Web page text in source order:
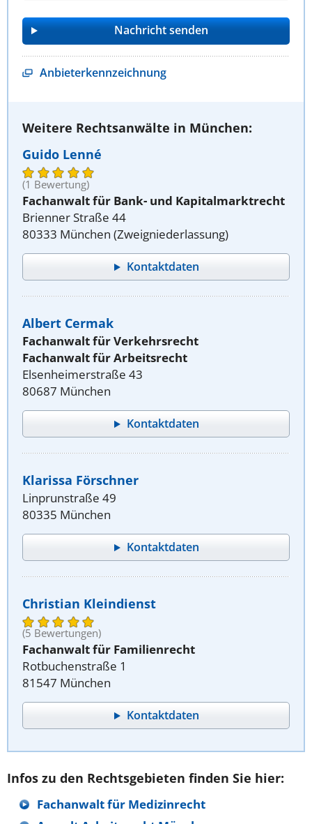
Anbieterkennzeichnung
Weitere Rechtsanwälte in München:
Guido Lenné
(1 Bewertung)
Fachanwalt für Bank- und Kapitalmarktrecht
Brienner Straße 44
80333 München (Zweigniederlassung)
Kontaktdaten
Albert Cermak
Fachanwalt für Verkehrsrecht
Fachanwalt für Arbeitsrecht
Elsenheimerstraße 43
80687 München
Kontaktdaten
Klarissa Förschner
Linprunstraße 49
80335 München
Kontaktdaten
Christian Kleindienst
(5 Bewertungen)
Fachanwalt für Familienrecht
Rotbuchenstraße 1
81547 München
Kontaktdaten
Infos zu den Rechtsgebieten finden Sie hier:
Fachanwalt für Medizinrecht